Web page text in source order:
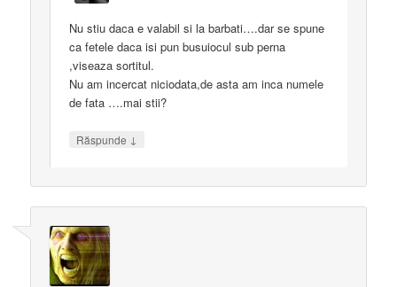
Nu stiu daca e valabil si la barbati….dar se spune
ca fetele daca isi pun busuiocul sub perna
,viseaza sortitul.
Nu am incercat niciodata,de asta am inca numele
de fata ….mai stii?
Răspunde ↓